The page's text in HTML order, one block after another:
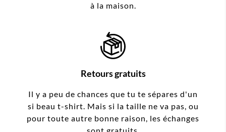
à la maison.
Retours gratuits
Il y a peu de chances que tu te sépares d'un
si beau t-shirt. Mais si la taille ne va pas, ou
pour toute autre bonne raison, les échanges